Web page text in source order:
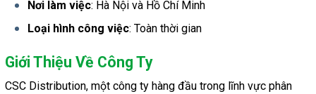
Nơi làm việc: Hà Nội và Hồ Chí Minh
Loại hình công việc: Toàn thời gian
Giới Thiệu Về Công Ty
CSC Distribution, một công ty hàng đầu trong lĩnh vực phân